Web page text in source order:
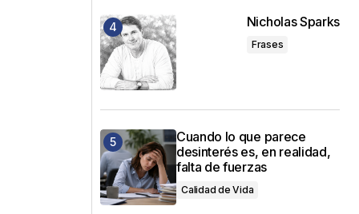
Nicholas Sparks
Frases
Cuando lo que parece
desinterés es, en realidad,
falta de fuerzas
Calidad de Vida